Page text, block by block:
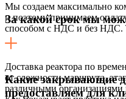
Мы создаем максимально
и поэтому принимаем
способом с НДС и без НДС.
За какой срок мы
Доставка реактора по
от сложности маршрута,
различными
Какие закрывающие
предоставляем для